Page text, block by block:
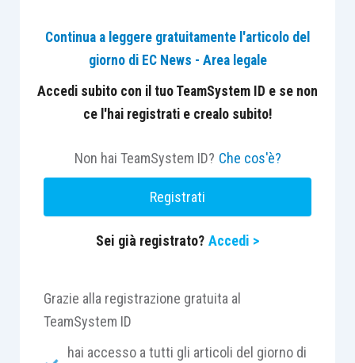
La pronuncia si inserisce in un procedimento
disciplinare articolato nel quale erano contestate,
tra l’altro, plurime violazioni degli artt. 19 e 43 CDF
per il mancato pagamento dei compensi dovuti a
riscontro ai relativi solleciti. In tale contesto, il
CNF ribadisce un principio già presente nella
propria giurisprudenza:“l’omessa corresponsione
omissivo di natura permanente, per il quale, finché
La questione assume un rilievo che va oltre il
Continua a leggere gratuitamente l'articolo del
giorno di EC News - Area legale
Accedi subito con il tuo TeamSystem ID e se non
ce l'hai registrati e crealo subito!
Non hai TeamSystem ID? Che cos'è?
Registrati
Sei già registrato? Accedi >
Grazie alla registrazione gratuita al
TeamSystem ID
hai accesso a tutti gli articoli del giorno di